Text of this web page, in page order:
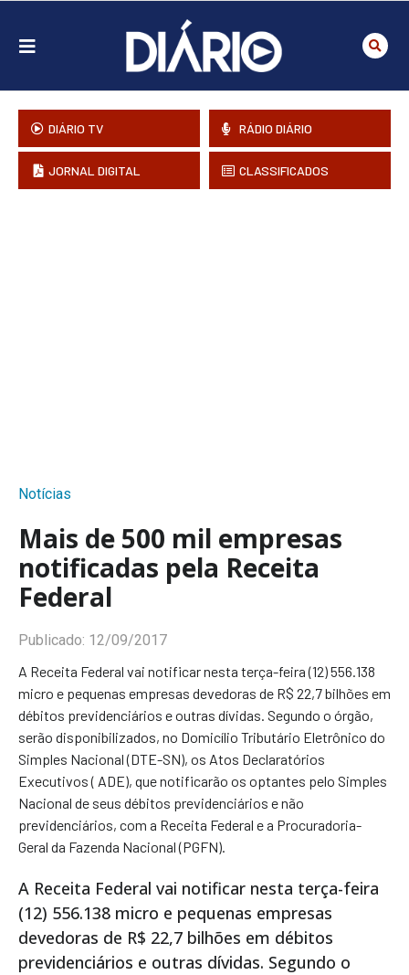
DIÁRIO TV RÁDIO DIÁRIO
JORNAL DIGITAL CLASSIFICADOS
Notícias
Mais de 500 mil empresas
notificadas pela Receita
Federal
Publicado: 12/09/2017
A Receita Federal vai notificar nesta terça-feira (12) 556.138
micro e pequenas empresas devedoras de R$ 22,7 bilhões em
débitos previdenciários e outras dívidas. Segundo o órgão,
serão disponibilizados, no Domicílio Tributário Eletrônico do
Simples Nacional (DTE-SN), os Atos Declaratórios
Executivos ( ADE), que notificarão os optantes pelo Simples
Nacional de seus débitos previdenciários e não
previdenciários, com a Receita Federal e a Procuradoria-
Geral da Fazenda Nacional (PGFN).
A Receita Federal vai notificar nesta terça-feira
(12) 556.138 micro e pequenas empresas
devedoras de R$ 22,7 bilhões em débitos
previdenciários e outras dívidas. Segundo o